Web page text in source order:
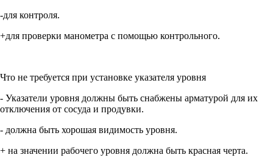
-для контроля.
+для проверки манометра с помощью контрольного.
Что не требуется при установке указателя уровня
- Указатели уровня должны быть снабжены арматурой для их
отключения от сосуда и продувки.
- должна быть хорошая видимость уровня.
+ на значении рабочего уровня должна быть красная черта.